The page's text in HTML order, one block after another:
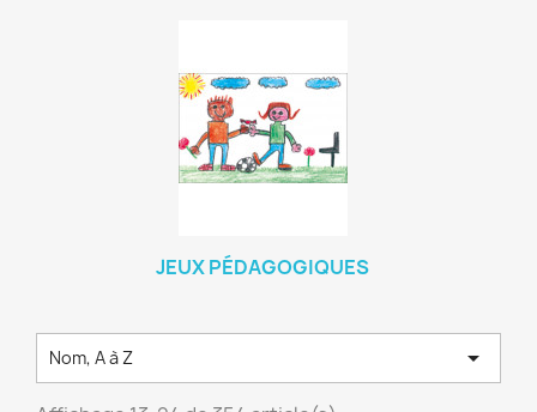
JEUX PÉDAGOGIQUES
Nom, A à Z 